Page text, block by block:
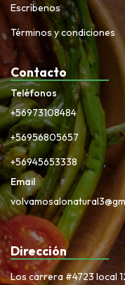
Escríbenos
Términos y condiciones
Contacto
Teléfonos
+56973108484
+56956805657
+56945653338
Email
Dirección
Los carrera #4723 local